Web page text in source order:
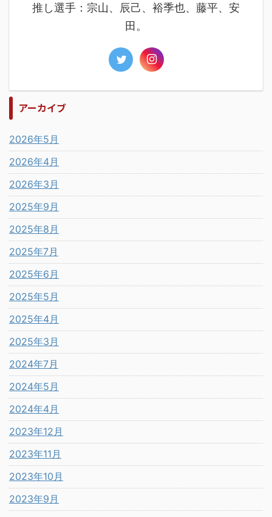
推し選手：宗山、辰己、裕季也、藤平、安
田。
アーカイブ
2026年5月
2026年4月
2026年3月
2025年9月
2025年8月
2025年7月
2025年6月
2025年5月
2025年4月
2025年3月
2024年7月
2024年5月
2024年4月
2023年12月
2023年11月
2023年10月
2023年9月